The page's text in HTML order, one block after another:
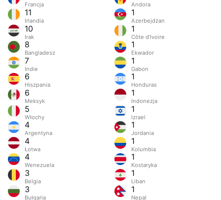
Francja
11
Irlandia
10
Irak
8
Bangladesz
7
Indie
6
Hiszpania
6
Meksyk
5
Włochy
4
Argentyna
4
Łotwa
4
Wenezuela
3
Belgia
3
Bułgaria
Andora
1
Azerbejdżan
1
Côte d’Ivoire
1
Ekwador
1
Gabon
1
Honduras
1
Indonezja
1
Izrael
1
Jordania
1
Kolumbia
1
Kostaryka
1
Liban
1
Nepal